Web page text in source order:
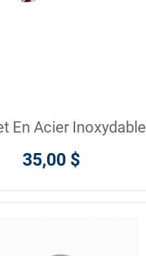
En savoir plus
En Acier Inoxydable
35,00 $